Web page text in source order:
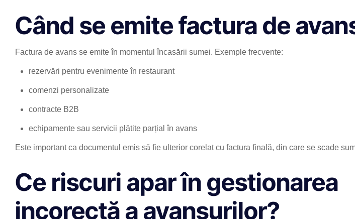
Când se emite factura de
Factura de avans se emite în momentul încasării sumei. Exemple frecvente:
rezervări pentru evenimente în restaurant
comenzi personalizate
contracte B2B
echipamente sau servicii plătite parțial în avans
Este important ca documentul emis să fie ulterior corelat cu factura finală, din care se scade
Ce riscuri apar în gestionarea
incorectă a avansurilor?